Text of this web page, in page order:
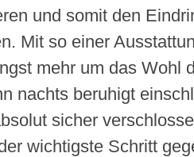
und somit den
Mit so einer
mehr um das Wohl
nachts beruhigt
sicher
wichtigste Schritt